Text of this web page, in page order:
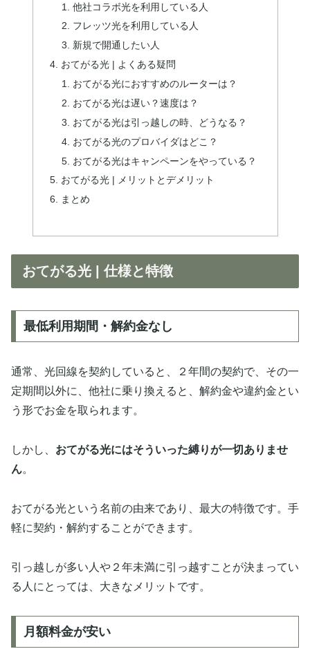
他社コラボ光を利用している人
フレッツ光を利用している人
新規で開通したい人
おてがる光 | よくある疑問
おてがる光におすすめのルーターは？
おてがる光は遅い？速度は？
おてがる光は引っ越しの時、どうなる？
おてがる光のプロバイダはどこ？
おてがる光はキャンペーンをやっている？
おてがる光 | メリットとデメリット
まとめ
おてがる光 | 仕様と特徴
最低利用期間・解約金なし
通常、光回線を契約していると、２年間の契約で、その一
定期間以外に、他社に乗り換えると、解約金や違約金とい
う形でお金を取られます。
しかし、 おてがる光にはそういった縛りが一切ありませ
ん。
おてがる光という名前の由来であり、最大の特徴です。手
軽に契約・解約することができます。
引っ越しが多い人や２年未満に引っ越すことが決まってい
る人にとっては、大きなメリットです。
月額料金が安い